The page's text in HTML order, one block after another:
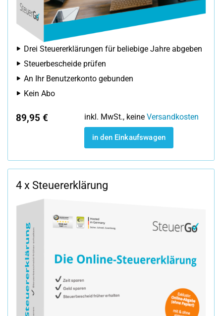
Drei Steuererklärungen für beliebige Jahre abgeben
Steuerbescheide prüfen
An Ihr Benutzerkonto gebunden
Kein Abo
89,95 € inkl. MwSt., keine Versandkosten
in den Einkaufswagen
4 x Steuererklärung